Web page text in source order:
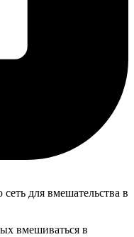
для вмешательства в
вмешиваться в